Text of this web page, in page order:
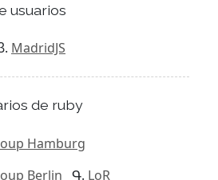
usuarios
MadridJS
de ruby
Hamburg
Berlin
LoR